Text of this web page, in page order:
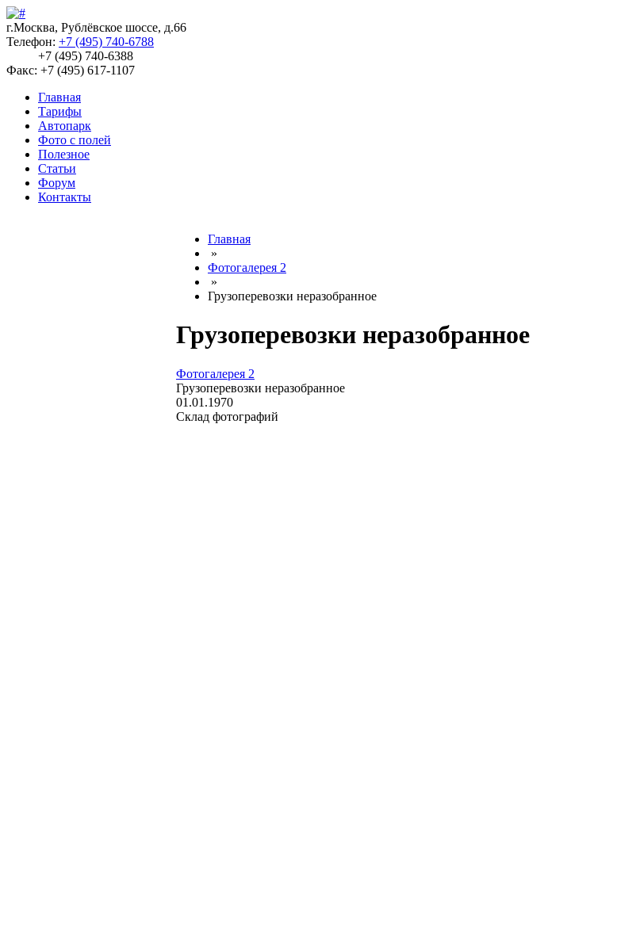
г.Москва, Рублёвское шоссе, д.66
Телефон: +7 (495) 740-6788
+7 (495) 740-6388
Факс: +7 (495) 617-1107
Главная
Тарифы
Автопарк
Фото с полей
Полезное
Статьи
Форум
Контакты
Главная
»
Фотогалерея 2
»
Грузоперевозки неразобранное
Грузоперевозки неразобранное
Фотогалерея 2
Грузоперевозки неразобранное
01.01.1970
Склад фотографий